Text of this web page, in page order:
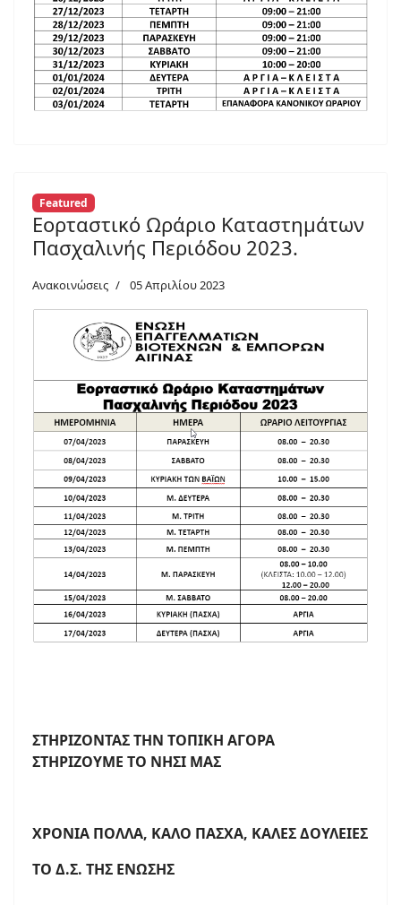
Featured
Εορταστικό Ωράριο Καταστημάτων
Πασχαλινής Περιόδου 2023.
Ανακοινώσεις 05 Απριλίου 2023
ΣΤΗΡΙΖΟΝΤΑΣ ΤΗΝ ΤΟΠΙΚΗ ΑΓΟΡΑ
ΣΤΗΡΙΖΟΥΜΕ ΤΟ ΝΗΣΙ ΜΑΣ
ΧΡΟΝΙΑ ΠΟΛΛΑ, ΚΑΛΟ ΠΑΣΧΑ, ΚΑΛΕΣ ΔΟΥΛΕΙΕΣ
ΤΟ Δ.Σ. ΤΗΣ ΕΝΩΣΗΣ